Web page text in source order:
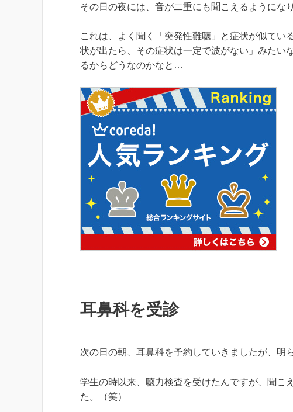
その日の夜には、音が二重にも聞こえるようにな
これは、よく聞く「突発性難聴」と症状が似てい
状が出たら、その症状は一定で波がない」みたい
るからどうなのかなと…
耳鼻科を受診
次の日の朝、耳鼻科を予約していきましたが、明
学生の時以来、聴力検査を受けたんですが、聞こ
た。（笑）